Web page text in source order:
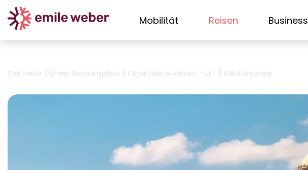
Mobilität Reisen Business
Startseite | Unser Reiseangebot | Organisierte Reisen - ULT | Méditerranée